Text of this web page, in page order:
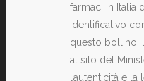
farmaci in Italia
identificativo
questo bollino,
al sito del
l’autenticità e la